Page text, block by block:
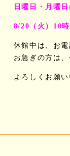
日曜日・月曜
8/20（火）10
休館中は、お電
お急ぎの方は、
よろしくお願い